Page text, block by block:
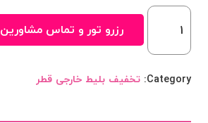
قیمت
بلیط
لندن
قطرایرویز
رزرو تور و تماس مشاورین
Category: تخفیف بلیط خارجی قطر